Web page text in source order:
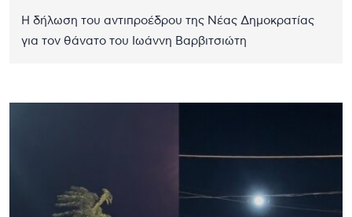
Η δήλωση του αντιπροέδρου της Νέας Δημοκρατίας
για τον θάνατο του Ιωάννη Βαρβιτσιώτη